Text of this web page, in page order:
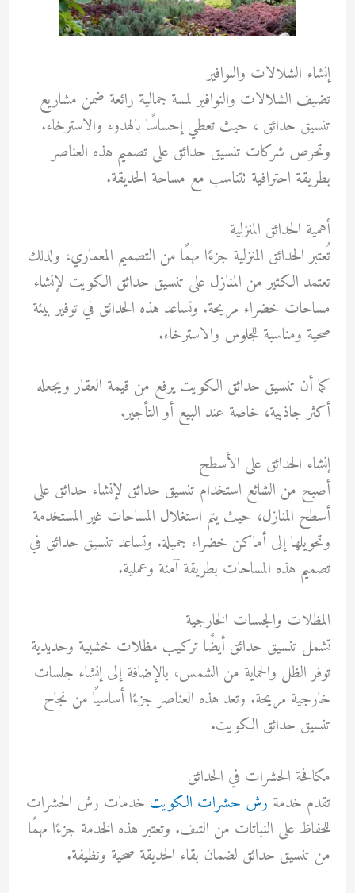
إنشاء الشلالات والنوافير
تضيف الشلالات والنوافير لمسة جمالية رائعة ضمن مشاريع
تنسيق حدائق ، حيث تعطي إحساسًا بالهدوء والاسترخاء.
وتحرص شركات تنسيق حدائق على تصميم هذه العناصر
بطريقة احترافية تتناسب مع مساحة الحديقة.
أهمية الحدائق المنزلية
تُعتبر الحدائق المنزلية جزءًا مهمًا من التصميم المعماري، ولذلك
تعتمد الكثير من المنازل على تنسيق حدائق الكويت لإنشاء
مساحات خضراء مريحة. وتساعد هذه الحدائق في توفير بيئة
صحية ومناسبة للجلوس والاسترخاء.
كما أن تنسيق حدائق الكويت يرفع من قيمة العقار ويجعله
أكثر جاذبية، خاصة عند البيع أو التأجير.
إنشاء الحدائق على الأسطح
أصبح من الشائع استخدام تنسيق حدائق لإنشاء حدائق على
أسطح المنازل، حيث يتم استغلال المساحات غير المستخدمة
وتحويلها إلى أماكن خضراء جميلة. وتساعد تنسيق حدائق في
تصميم هذه المساحات بطريقة آمنة وعملية.
المظلات والجلسات الخارجية
تشمل تنسيق حدائق أيضًا تركيب مظلات خشبية وحديدية
توفر الظل والحماية من الشمس، بالإضافة إلى إنشاء جلسات
خارجية مريحة. وتعد هذه العناصر جزءًا أساسيًا من نجاح
تنسيق حدائق الكويت.
مكافحة الحشرات في الحدائق
تقدم خدمة رش حشرات الكويت خدمات رش الحشرات
للحفاظ على النباتات من التلف. وتعتبر هذه الخدمة جزءًا مهمًا
من تنسيق حدائق لضمان بقاء الحديقة صحية ونظيفة.